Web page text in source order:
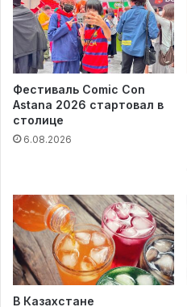
Фестиваль Comic Con
Astana 2026 стартовал в
столице
6.08.2026
В Казахстане